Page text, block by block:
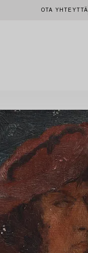
OTA YHTEYTTÄ